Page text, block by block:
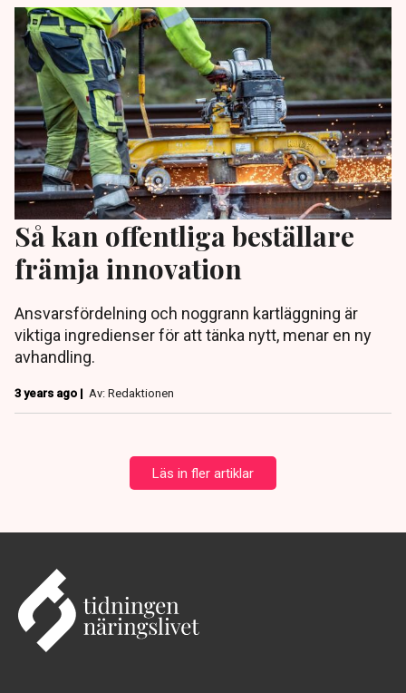
Så kan offentliga beställare
främja innovation
Ansvarsfördelning och noggrann kartläggning är
viktiga ingredienser för att tänka nytt, menar en ny
avhandling.
3 years ago | Av: Redaktionen
Läs in fler artiklar